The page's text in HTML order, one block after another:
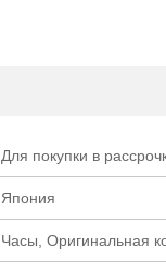
Для покупки в
Япония
Часы, Оригинальная